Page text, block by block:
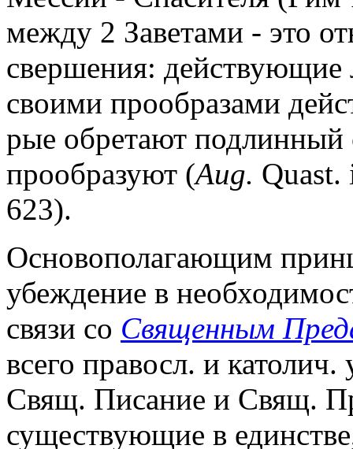
между 2 Заветами - это
свершения:
своими прообразами
рые обретают подлинный
прообразуют (Aug.
623).
Основополагающим
убеждение в
связи со Священным
всего правосл. и
Свящ. Писание и Свящ.
существующие в